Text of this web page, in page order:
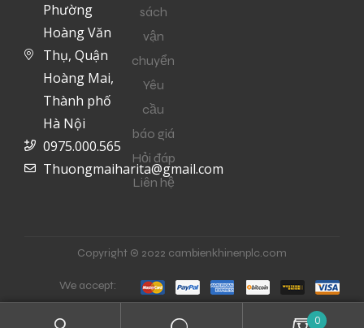
Phường
Hoàng Văn
Thụ, Quận
Hoàng Mai,
Thành phố
Hà Nội
0975.000.565
Thuongmaiharita@gmail.com
sách
vận
chuyển
Yêu
cầu
báo giá
Hỏi đáp
Liên hệ
Copyright © 2022 cambienkhinenplc.com
We accept:
0